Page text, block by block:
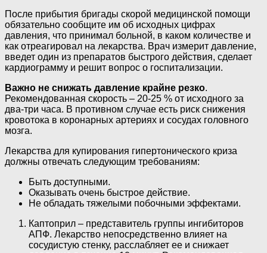
После прибытия бригады скорой медицинской помощи
обязательно сообщите им об исходных цифрах
давления, что принимал больной, в каком количестве и
как отреагировал на лекарства. Врач измерит давление,
введет один из препаратов быстрого действия, сделает
кардиограмму и решит вопрос о госпитализации.
Важно не снижать давление крайне резко.
Рекомендованная скорость – 20-25 % от исходного за
два-три часа. В противном случае есть риск снижения
кровотока в коронарных артериях и сосудах головного
мозга.
Лекарства для купирования гипертонического криза
должны отвечать следующим требованиям:
Быть доступными.
Оказывать очень быстрое действие.
Не обладать тяжелыми побочными эффектами.
Каптоприл – представитель группы ингибиторов
АПФ. Лекарство непосредственно влияет на
сосудистую стенку, расслабляет ее и снижает